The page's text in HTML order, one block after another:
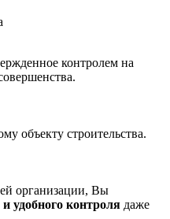
контролем на
объекту строительства.
организации, Вы
и удобного контроля даже